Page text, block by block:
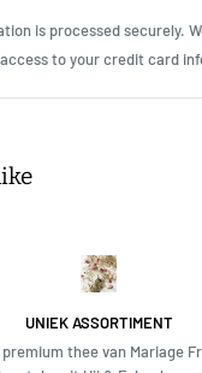
ingrediënten, zonder
of additieven.
gember wortel.
een gezonde spijsvertering.
perfecte vervanger voor
is processed securely.
to your credit card
UNIEK ASSORTIMENT
thee van Mariage